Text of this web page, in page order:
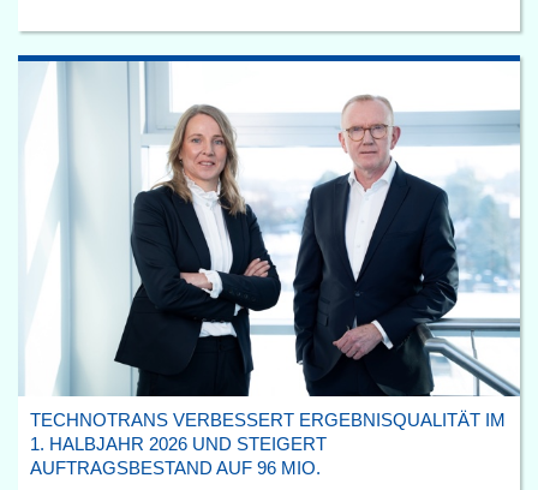
TECHNOTRANS VERBESSERT ERGEBNISQUALITÄT IM
1. HALBJAHR 2026 UND STEIGERT
AUFTRAGSBESTAND AUF 96 MIO.